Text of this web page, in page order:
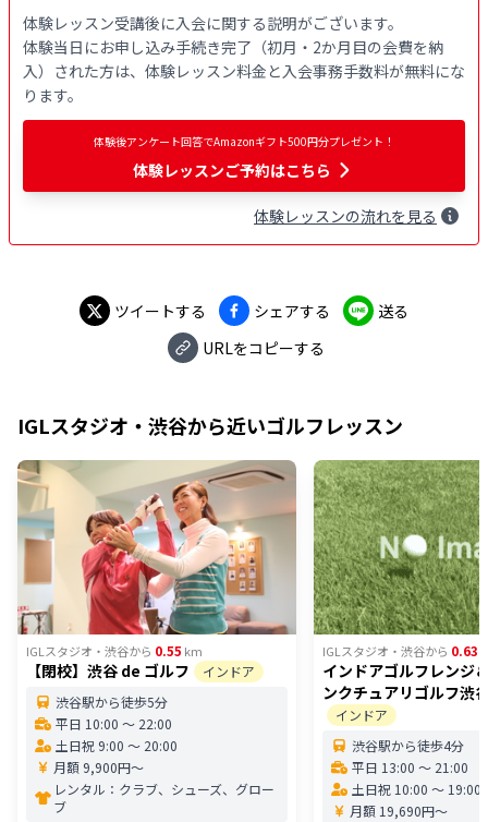
体験レッスン受講後に入会に関する説明がございます。
体験当日にお申し込み手続き完了（初月・2か月目の会費を納
入）された方は、体験レッスン料金と入会事務手数料が無料にな
ります。
体験後アンケート回答でAmazonギフト500円分プレゼント！
体験レッスンご予約はこちら
体験レッスンの流れを見る
ツイートする シェアする
送る
URLをコピーする
IGLスタジオ・渋谷から近いゴルフレッスン
IGLスタジオ・渋谷から 0.55 km
【閉校】渋谷 de ゴルフ
インドア
渋谷駅から徒歩5分
平日 10:00 〜 22:00
土日祝 9:00 〜 20:00
月額 9,900円〜
レンタル： クラブ、シューズ、グロー
ブ
IGLスタジオ・渋谷から 0.63
インドアゴルフレンジ
ンクチュアリゴルフ渋
インドア
渋谷駅から徒歩4分
平日 13:00 〜 21:00
土日祝 10:00 〜 19:00
月額 19,690円〜